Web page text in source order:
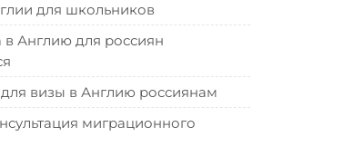
для школьников
в Англию для россиян
визы в Англию россиянам
миграционного